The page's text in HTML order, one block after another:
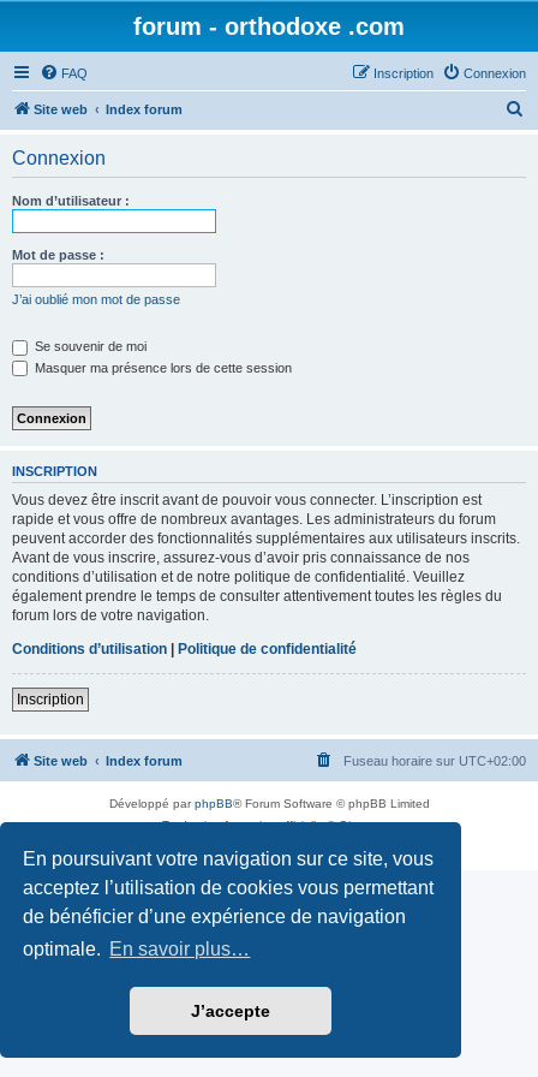
En poursuivant votre navigation sur ce site, vous
acceptez l’utilisation de cookies vous permettant
de bénéficier d’une expérience de navigation
optimale. En savoir plus…
J’accepte
forum - orthodoxe .com
FAQ Connexion
Inscription
Site web Index forum
Connexion
Nom d’utilisateur :
Mot de passe :
J’ai oublié mon mot de passe
Se souvenir de moi
Masquer ma présence lors de cette session
INSCRIPTION
Vous devez être inscrit avant de pouvoir vous connecter. L’inscription est
rapide et vous offre de nombreux avantages. Les administrateurs du forum
peuvent accorder des fonctionnalités supplémentaires aux utilisateurs inscrits.
Avant de vous inscrire, assurez-vous d’avoir pris connaissance de nos
conditions d’utilisation et de notre politique de confidentialité. Veuillez
également prendre le temps de consulter attentivement toutes les règles du
forum lors de votre navigation.
Conditions d’utilisation | Politique de confidentialité
Inscription
Site web Index forum Fuseau horaire sur UTC+02:00
Développé parphpBB® Forum Software © phpBB Limited
Traduction française officielle©Qiaeru